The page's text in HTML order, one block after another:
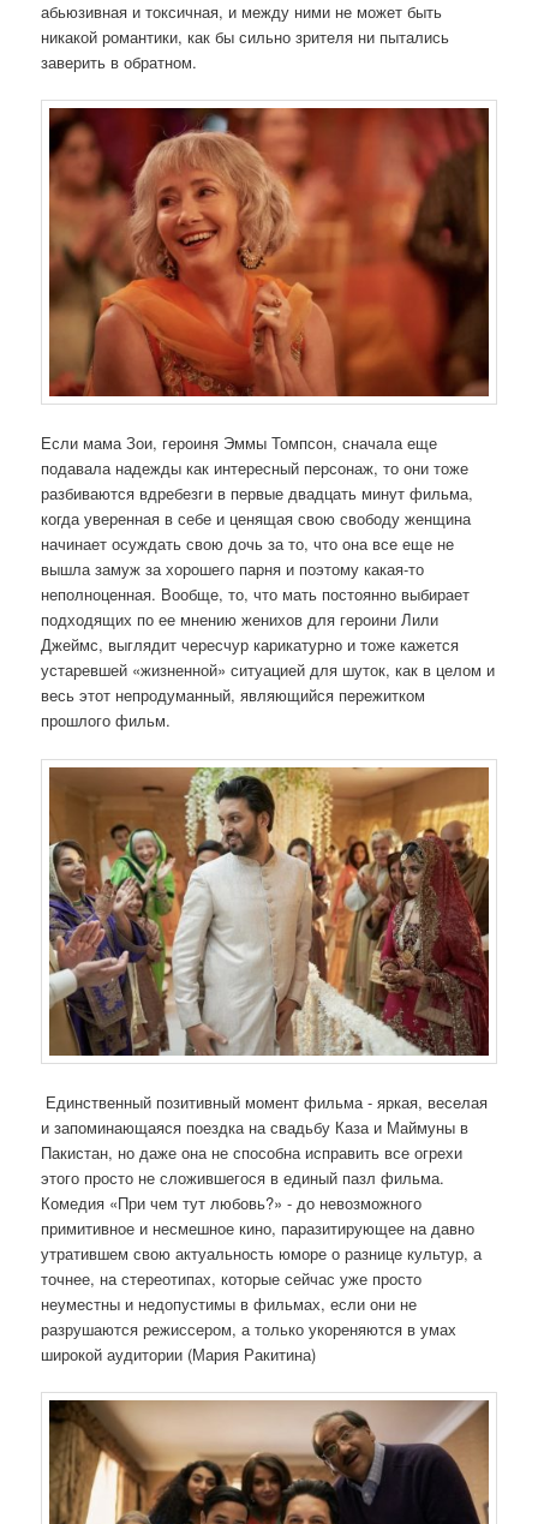
абьюзивная и токсичная, и между ними не может быть
никакой романтики, как бы сильно зрителя ни пытались
заверить в обратном.
Если мама Зои, героиня Эммы Томпсон, сначала еще
подавала надежды как интересный персонаж, то они тоже
разбиваются вдребезги в первые двадцать минут фильма,
когда уверенная в себе и ценящая свою свободу женщина
начинает осуждать свою дочь за то, что она все еще не
вышла замуж за хорошего парня и поэтому какая-то
неполноценная. Вообще, то, что мать постоянно выбирает
подходящих по ее мнению женихов для героини Лили
Джеймс, выглядит чересчур карикатурно и тоже кажется
устаревшей «жизненной» ситуацией для шуток, как в целом и
весь этот непродуманный, являющийся пережитком
прошлого фильм.
Единственный позитивный момент фильма - яркая, веселая
и запоминающаяся поездка на свадьбу Каза и Маймуны в
Пакистан, но даже она не способна исправить все огрехи
этого просто не сложившегося в единый пазл фильма.
Комедия «При чем тут любовь?» - до невозможного
примитивное и несмешное кино, паразитирующее на давно
утратившем свою актуальность юморе о разнице культур, а
точнее, на стереотипах, которые сейчас уже просто
неуместны и недопустимы в фильмах, если они не
разрушаются режиссером, а только укореняются в умах
широкой аудитории (Мария Ракитина)